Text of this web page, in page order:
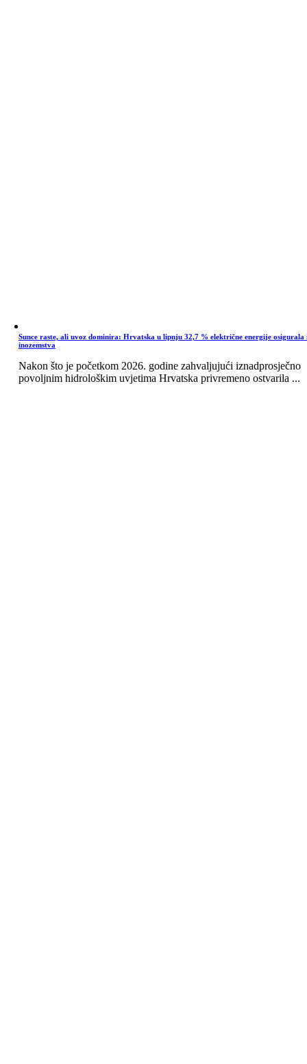
Sunce raste, ali uvoz dominira: Hrvatska u lipnju 32,7 % električne energije osigurala
inozemstva
Nakon što je početkom 2026. godine zahvaljujući iznadprosječno
povoljnim hidrološkim uvjetima Hrvatska privremeno ostvarila ...